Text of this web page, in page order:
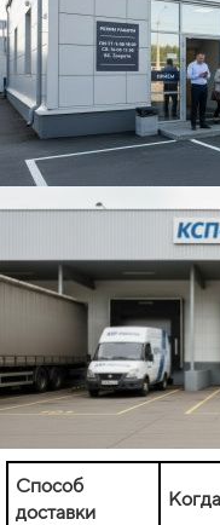
Способ
доставки